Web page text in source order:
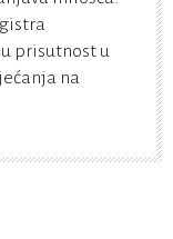
prisutnost u
na